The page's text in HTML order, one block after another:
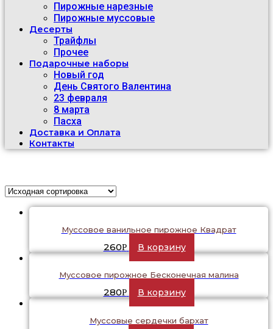
Пирожные нарезные
Пирожные муссовые
Десерты
Трайфлы
Прочее
Подарочные наборы
Новый год
День Святого Валентина
23 февраля
8 марта
Пасха
Доставка и Оплата
Контакты
Муссовое ванильное пирожное Квадрат
260Р В корзину
Муссовое пирожное Бесконечная малина
280Р В корзину
Муссовые сердечки бархат